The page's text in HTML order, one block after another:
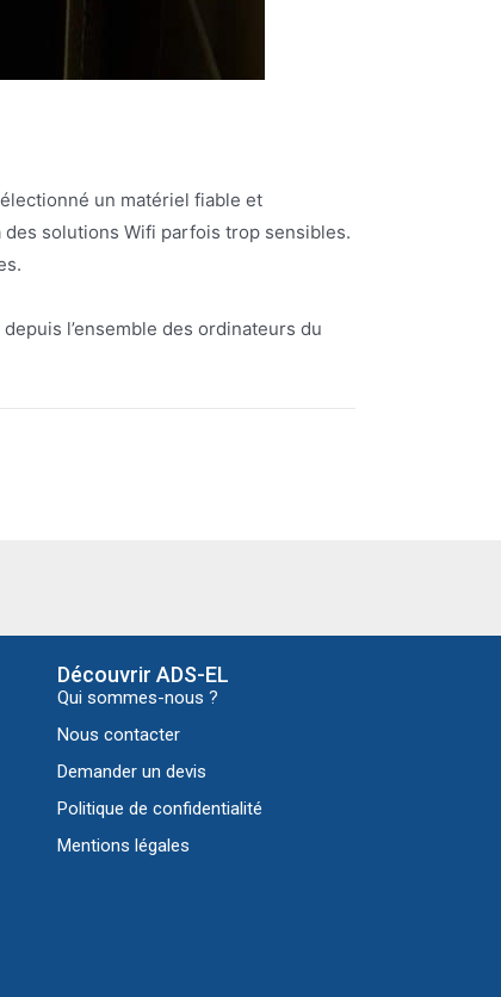
un matériel fiable et
solutions Wifi parfois trop sensibles.
l’ensemble des ordinateurs du
Découvrir ADS-EL
Qui sommes-nous ?
Nous contacter
Demander un devis
Politique de confidentialité
Mentions légales